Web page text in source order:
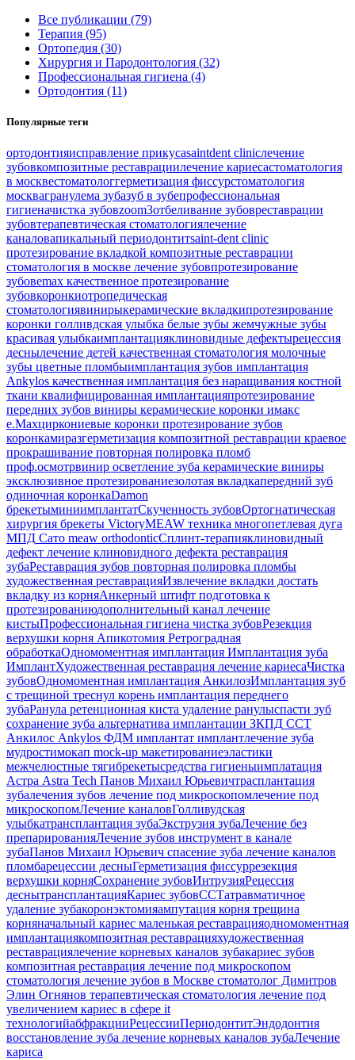
Все публикации (79)
Терапия (95)
Ортопедия (30)
Хирургия и Пародонтология (32)
Профессиональная гигиена (4)
Ортодонтия (11)
Популярные теги
ортодонтияисправление прикусаsaintdent clinicлечение
зубовкомпозитные реставрациилечение кариесастоматология
в москвестоматологгерметизация фиссурстоматология
москвагранулема зубазуб в зубепрофессиональная
гигиеначистка зубовzoom3отбеливание зубовреставрации
зубовтерапевтическая стоматологиялечение
каналовапикальный периодонтитsaint-dent clinic
протезирование вкладкой композитные реставрации
стоматология в москве лечение зубовпротезирование
зубовemax качественное протезирование
зубовкоронкиотропедическая
стоматологиявинирыкерамические вкладкипротезирование
коронки голливдская улыбка белые зубы жемчужные зубы
красивая улыбкаимплантацияклиновидные дефектырецессия
деснылечение детей качественная стоматология молочные
зубы цветные пломбыимплантация зубов имплантация
Ankylos качественная имплантация без наращивания костной
ткани квалифицированная имплантацияпротезирование
передних зубов виниры керамические коронки имакс
e.Maxциркониевые коронки протезирование зубов
коронкамиразгерметизация композитной реставрации краевое
прокрашивание повторная полировка пломб
проф.осмотрвинир осветление зуба керамические виниры
эксклюзивное протезированиезолотая вкладкапередний зуб
одиночная коронкаDamon
брекетыминиимплантатСкученность зубовОртогнатическая
хирургия брекеты VictoryMEAW техника многопетлевая дуга
МПД Сато meaw orthodonticСплинт-терапияклиновидный
дефект лечение клиновидного дефекта реставрация
зубаРеставрация зубов повторная полировка пломбы
художественная реставрацияИзвлечение вкладки достать
вкладку из корняАнкерный штифт подготовка к
протезированиюдополнительный канал лечение
кистыПрофессиональная гигиена чистка зубовРезекция
верхушки корня Апикотомия Ретроградная
обработкаОдномоментная имплантация Имплантация зуба
ИмплантХудожественная реставрация лечение кариесаЧистка
зубовОдномоментная имплантация АнкилозИмплантация зуб
с трещиной треснул корень имплантация переднего
зубаРанула ретенционная киста удаление ранулыспасти зуб
сохранение зуба альтернатива имплантации ЗКПД ССТ
Анкилос Ankylos ФДМ имплантат имплантлечение зуба
мудростимокап mock-up макетированиеэластики
межчелюстные тягибрекетысредства гигиеныимплатация
Астра Astra Tech Панов Михаил Юрьевичтрасплантация
зубалечения зубов лечение под микроскопомлечение под
микроскопомЛечение каналовГолливудская
улыбкатрансплантация зубаЭкструзия зубаЛечение без
препарированияЛечение зубов инструмент в канале
зубаПанов Михаил Юрьевич спасение зуба лечение каналов
пломбарецессии десныГерметизация фиссуррезекция
верхушки корняСохранение зубовИнтрузияРецессия
деснытрансплантацияКариес зубовССТатравматичное
удаление зубакоронэктомияампутация корня трещина
корняначальный кариес маленькая реставрацияодномоментная
имплантациякомпозитная реставрацияхудожественная
реставрациялечение корневых каналов зубакариес зубов
композитная реставрация лечение под микроскопом
стоматология лечение зубов в Москве стоматолог Димитров
Элин Огнянов терапевтическая стоматология лечение под
увеличением кариес в сфере it
технологийабфракцииРецессииПериодонтитЭндодонтия
восстановление зуба лечение корневых каналов зубаЛечение
кариса